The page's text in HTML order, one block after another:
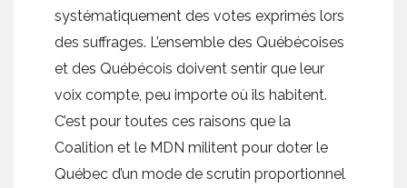
systématiquement des votes exprimés lors
des suffrages. L’ensemble des Québécoises
et des Québécois doivent sentir que leur
voix compte, peu importe où ils habitent.
C’est pour toutes ces raisons que la
Coalition et le MDN militent pour doter le
Québec d’un mode de scrutin proportionnel